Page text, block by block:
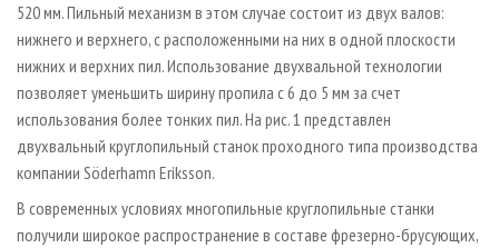
520 мм. Пильный механизм в этом случае состоит из двух валов:
нижнего и верхнего, с расположенными на них в одной плоскости
нижних и верхних пил. Использование двухвальной технологии
позволяет уменьшить ширину пропила с 6 до 5 мм за счет
использования более тонких пил. На рис. 1 представлен
двухвальный круглопильный станок проходного типа производства
компании Söderhamn Eriksson.
В современных условиях многопильные круглопильные станки
получили широкое распространение в составе фрезерно-брусующих,